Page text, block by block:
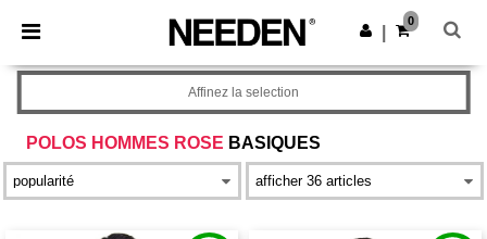
× Appli Needen
Meilleurs prix sur l’app !
Obtenir l'appli
0
POLOS HOMMES ROSE BASIQUES
Affinez la selection